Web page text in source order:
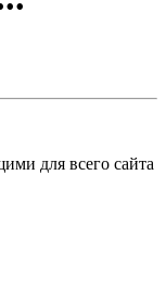
для всего сайта